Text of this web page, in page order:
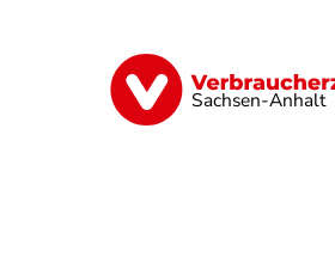
Sachsen-Anhalt
Finanzen Digitales